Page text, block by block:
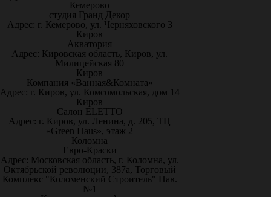
Кемерово
студия Гранд Декор
Адрес: г. Кемерово, ул. Черняховского 3
Киров
Акватория
Адрес: Кировская область, Киров, ул.
Милицейская 80
Киров
Компания «Ванная&Комната»
Адрес: г. Киров, ул. Комсомольская, дом 14
Киров
Салон ELETTO
Адрес: г. Киров, ул. Ленина, д. 205, ТЦ
«Green Haus», этаж 2
Коломна
Евро-Краски
Адрес: Московская область, г. Коломна, ул.
Октябрьской революции, 387а, Торговый
Комплекс "Коломенский Строитель" Пав.
№1